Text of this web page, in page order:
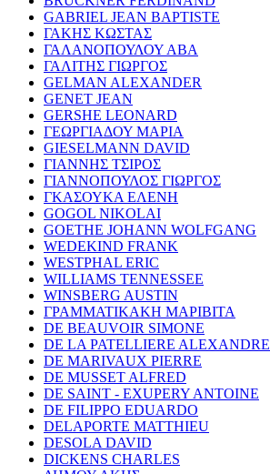
GABRIEL JEAN BAPTISTE
ΓΑΚΗΣ ΚΩΣΤΑΣ
ΓΑΛΑΝΟΠΟΥΛΟΥ ΑΒΑ
ΓΑΛΙΤΗΣ ΓΙΩΡΓΟΣ
GELMAN ALEXANDER
GENET JEAN
GERSHE LEONARD
ΓΕΩΡΓΙΑΔΟΥ ΜΑΡΙΑ
GIESELMANN DAVID
ΓΙΑΝΝΗΣ ΤΣΙΡΟΣ
ΓΙΑΝΝΟΠΟΥΛΟΣ ΓΙΩΡΓΟΣ
ΓΚΑΣΟΥΚΑ ΕΛΕΝΗ
GOGOL NIKOLAI
GOETHE JOHANN WOLFGANG
WEDEKIND FRANK
WESTPHAL ERIC
WILLIAMS TENNESSEE
WINSBERG AUSTIN
ΓΡΑΜΜΑΤΙΚΑΚΗ ΜΑΡΙΒΙΤΑ
DE BEAUVOIR SIMONE
DE LA PATELLIERE ALEXANDRE
DE MARIVAUX PIERRE
DE MUSSET ALFRED
DE SAINT - EXUPERY ANTOINE
DE FILIPPO EDUARDO
DELAPORTE MATTHIEU
DESOLA DAVID
DICKENS CHARLES